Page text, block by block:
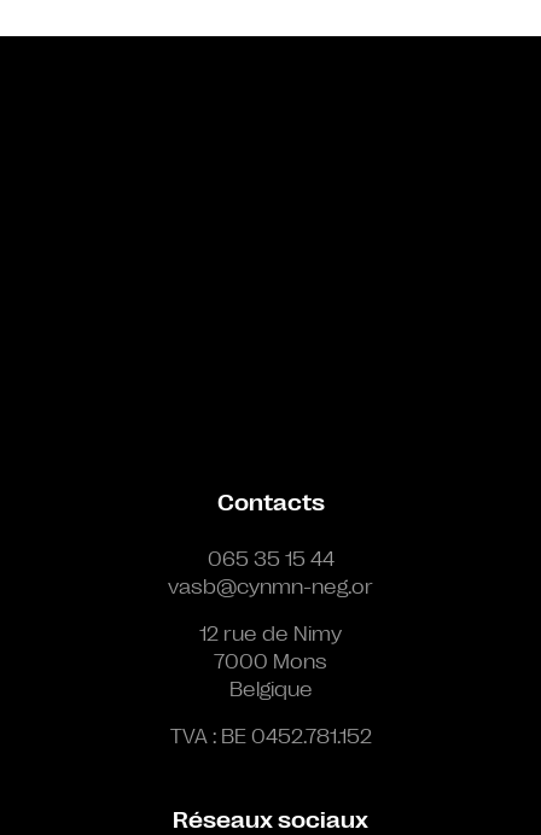
Contacts
065 35 15 44
vasb@cynmn-neg.or
12 rue de Nimy
7000 Mons
Belgique
TVA : BE 0452.781.152
Réseaux sociaux